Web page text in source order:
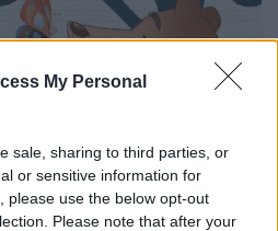
My Personal
sale, sharing to third parties, or
or sensitive information for
please use the below opt-out
Please note that after your